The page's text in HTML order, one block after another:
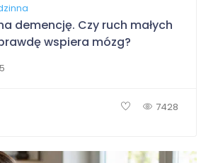
demencję. Czy ruch małych
wspiera mózg?
7428